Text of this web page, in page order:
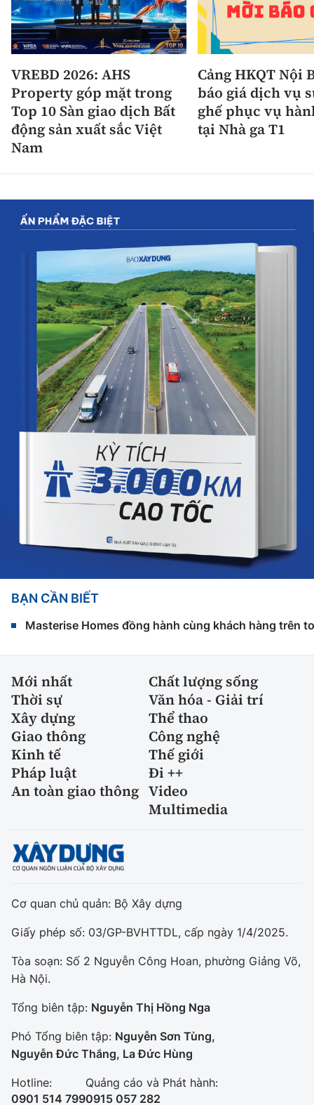
VREBD 2026: AHS
Property góp mặt trong
Top 10 Sàn giao dịch Bất
động sản xuất sắc Việt
Nam
Cảng HKQT Nội
báo giá dịch vụ
ghế phục vụ
tại Nhà ga T1
BẠN CẦN BIẾT
Masterise Homes đồng hành cùng khách hàng trên
Mới nhất
Chất lượng sống
Thời sự
Văn hóa - Giải trí
Xây dựng
Thể thao
Giao thông
Công nghệ
Kinh tế
Thế giới
Pháp luật
Đi ++
An toàn giao thông Video
Multimedia
Cơ quan chủ quản: Bộ Xây dựng
Giấy phép số: 03/GP-BVHTTDL, cấp ngày 1/4/2025.
Tòa soạn: Số 2 Nguyễn Công Hoan, phường Giảng Võ,
Hà Nội.
Tổng biên tập: Nguyễn Thị Hồng Nga
Phó Tổng biên tập: Nguyễn Sơn Tùng,
Nguyễn Đức Thắng, La Đức Hùng
Hotline:
0901 514 799
Quảng cáo và Phát hành:
0915 057 282